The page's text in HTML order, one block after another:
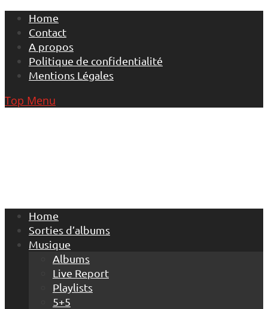
Skip
content
Home
Contact
A propos
Politique de confidentialité
Mentions Légales
Top Menu
Home
Sorties d’albums
Musique
Albums
Live Report
Playlists
5+5